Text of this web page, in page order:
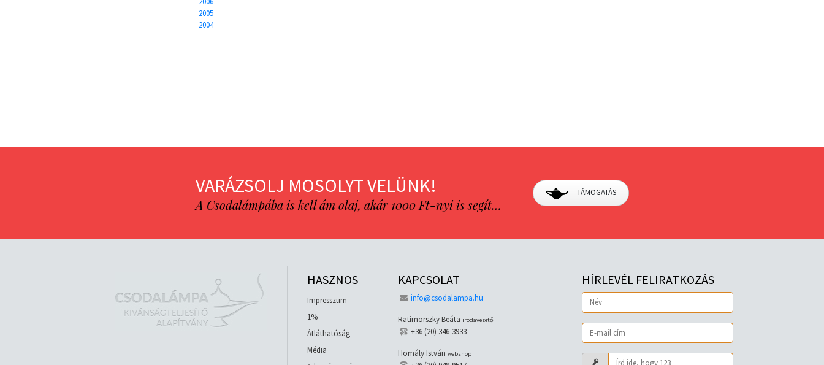
2005
2004
VARÁZSOLJ MOSOLYT VELÜNK!
A Csodalámpába is kell ám olaj, akár 1000 Ft-nyi is segít…
TÁMOGATÁS
HASZNOS
Impresszum
1%
Átláthatóság
Média
KAPCSOLAT
info@csodalampa.hu
Ratimorszky Beáta irodavezető
+36 (20) 346-3933
Homály István webshop
HÍRLEVÉL FELIRATKOZÁS